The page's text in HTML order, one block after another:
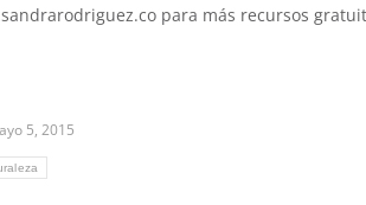
para más recursos
5, 2015